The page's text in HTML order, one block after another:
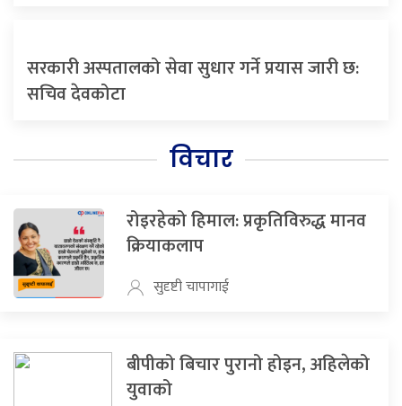
सरकारी अस्पतालको सेवा सुधार गर्ने प्रयास जारी छ:
सचिव देवकोटा
विचार
रोइरहेको हिमाल: प्रकृतिविरुद्ध मानव
क्रियाकलाप
सुदृष्टी चापागाई
बीपीको बिचार पुरानो होइन, अहिलेको
युवाको